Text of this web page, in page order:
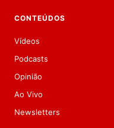
CONTEÚDOS
Vídeos
Podcasts
Opinião
Ao Vivo
Newsletters